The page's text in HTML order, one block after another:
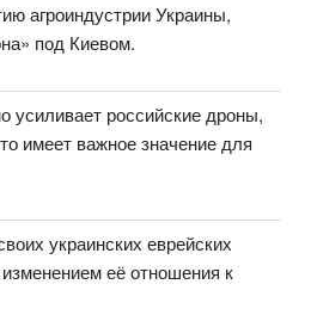
агроиндустрии Украины,
под Киевом.
усиливает российские дроны,
имеет важное значение для
украинских еврейских
её отношения к